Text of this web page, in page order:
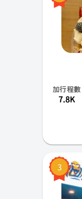
北海道
加行程數
7.8K
3